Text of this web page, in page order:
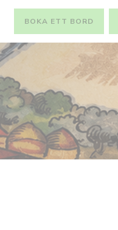
BOKA ETT BORD